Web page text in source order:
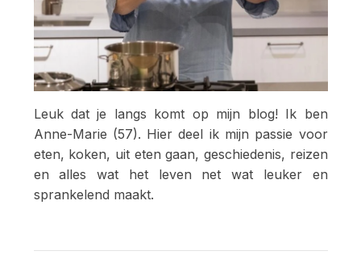
Leuk dat je langs komt op mijn blog! Ik ben
Anne-Marie (57). Hier deel ik mijn passie voor
eten, koken, uit eten gaan, geschiedenis, reizen
en alles wat het leven net wat leuker en
sprankelend maakt.